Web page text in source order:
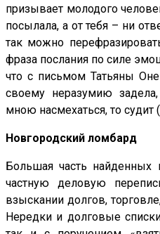
призывает молодого
посылала, а от тебя – ни
так можно
фраза послания по силе
что с письмом Татьяны
своему неразумию
мною насмехаться, то судит
Новгородский ломбард
Большая часть найденных
частную деловую
взыскании долгов,
Нередки и долговые